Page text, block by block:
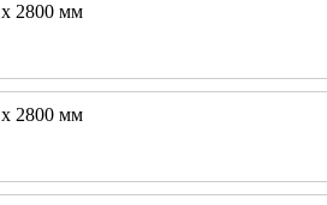
2800 мм
2800 мм